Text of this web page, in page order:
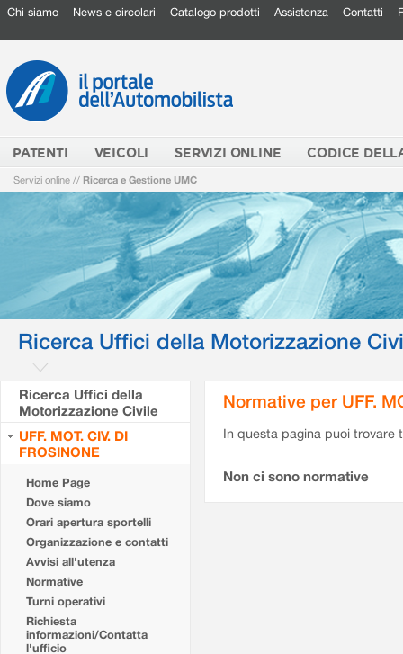
Chi siamo News e circolari Catalogo prodotti Assistenza Contatti
PATENTI VEICOLI SERVIZI ONLINE CODICE
Servizi online // Ricerca e Gestione UMC
Ricerca Uffici della Motorizzazione
Ricerca Uffici della
Motorizzazione Civile
UFF. MOT. CIV. DI
FROSINONE
Home Page
Dove siamo
Orari apertura sportelli
Organizzazione e contatti
Avvisi all'utenza
Normative
Turni operativi
Richiesta
informazioni/Contatta
l'ufficio
Normative per UFF.
In questa pagina puoi
Non ci sono normative